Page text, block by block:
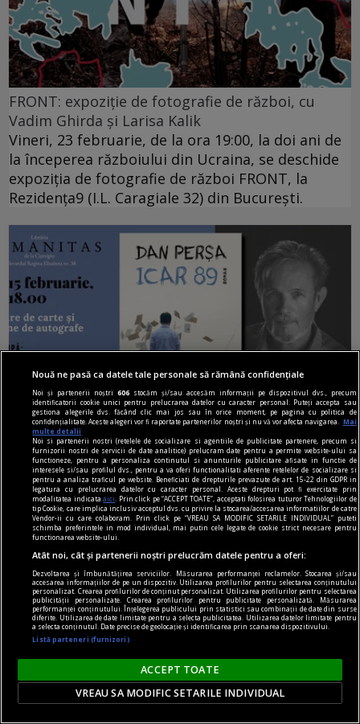
FRONT: expoziție de fotografie de război, cu
Vadim Ghirda și Larisa Kalik
Vineri, 23 februarie, de la ora 19:00, la doi ani de
la începerea războiului din Ucraina, se deschide
expoziția de fotografie de război FRONT, la
Rezidența9 (I.L. Caragiale 32) din București.
în oraș
Lansare de carte și sesiune de autografe – Dan
Perșa, Icar 89
Vă invităm joi, 15 februarie, de la ora 18, la
Librăria Humanitas de la Cişmigiu (bd. Regina
Elisabeta nr. 38), la o întâlnire cu Dan Perșa,
autorul romanului Icar 89, publicat în colecția de
literatură contemporană a Editurii Humanitas.
Nouă ne pasă ca datele tale personale să rămână confidențiale
Noi și partenerii noștri606 stocăm și/sau accesăm informații pe dispozitivul dvs., precum
identificatorii cookie unici pentru prelucrarea datelor cu caracter personal. Puteți accepta sau
gestiona alegerile dvs. făcând clic mai jos sau în orice moment, pe pagina cu politica de
confidențialitate. Aceste alegeri vor fi raportate partenerilor noștri și nu vă vor afecta navigarea.
Mai
multe detalii
Noi si partenerii nostri (retelele de socializare si agentiile de publicitate partenere, precum si
furnizorii nostri de servicii de date analitice) prelucram date pentru a permite website-ului sa
functioneze, pentru a personaliza continutul si anunturile publicitare afisate in functie de
interesele si/sau profilul dvs., pentru a va oferi functionalitati aferente retelelor de socializare si
pentru a analiza traficul pe website. Beneficiati de drepturile prevazute de art. 15-22 din GDPR in
legatura cu prelucrarea datelor cu caracter personal. Aceste drepturi pot fi exercitate prin
modalitatea indicataaici
. Prin click pe “ACCEPT TOATE”, acceptati folosirea tuturor Tehnologiilor de
tip Cookie, care implica inclusiv acceptul dvs. cu privire la stocarea/accesarea informatiilor de catre
Vendor-ii cu care colaboram. Prin click pe “VREAU SA MODIFIC SETARILE INDIVIDUAL” puteti
schimba preferintele in mod individual, mai putin cele legate de cookie strict necesare pentru
functionarea website-ului.
Atât noi, cât și partenerii noștri prelucrăm datele pentru a oferi:
Dezvoltarea și îmbunătățirea serviciilor. Măsurarea performanței reclamelor. Stocarea și/sau
accesarea informațiilor de pe un dispozitiv. Utilizarea profilurilor pentru selectarea conținutului
personalizat. Crearea profilurilor de conținut personalizat. Utilizarea profilurilor pentru selectarea
publicității personalizate. Crearea profilurilor pentru publicitate personalizată. Măsurarea
performanței conținutului. Înțelegerea publicului prin statistici sau combinații de date din surse
diferite. Utilizarea de date limitate pentru a selecta publicitatea. Utilizarea datelor limitate pentru
a selecta conținutul. Date precise de geolocație și identificarea prin scanarea dispozitivului.
Listă parteneri (furnizori)
ACCEPT TOATE
VREAU SA MODIFIC SETARILE INDIVIDUAL